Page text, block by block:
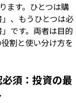
ます。ひとつは購
、もうひとつは必
です。両者は目的
割と使い分け方を
須：投資の最